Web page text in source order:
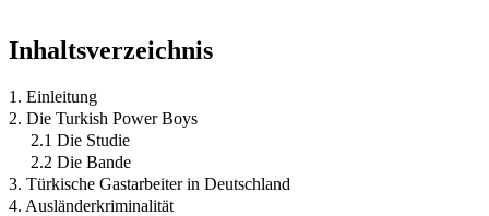
Inhaltsverzeichnis
1. Einleitung
2. Die Turkish Power Boys
2.1 Die Studie
2.2 Die Bande
3. Türkische Gastarbeiter in Deutschland
4. Ausländerkriminalität